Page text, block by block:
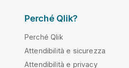
Perché Qlik?
Perché Qlik
Attendibilità e sicurezza
Attendibilità e privacy